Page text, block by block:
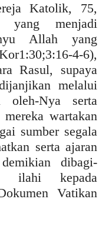
Katolik, 75,
yang menjadi
Allah yang
4-6),
Rasul, supaya
melalui
oleh-Nya serta
wartakan
sumber segala
serta ajaran
dibagi-
ilahi kepada
Vatikan